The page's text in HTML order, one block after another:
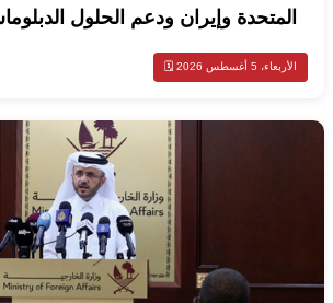
المتحدة وإيران ودعم الحلول
الأربعاء، 5 أغسطس 2026 🗓️